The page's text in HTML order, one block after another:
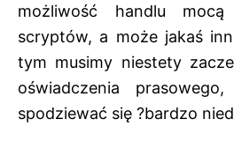
możliwość handlu
scryptów, a może jakaś
tym musimy niestety
oświadczenia
spodziewać się ?bardzo